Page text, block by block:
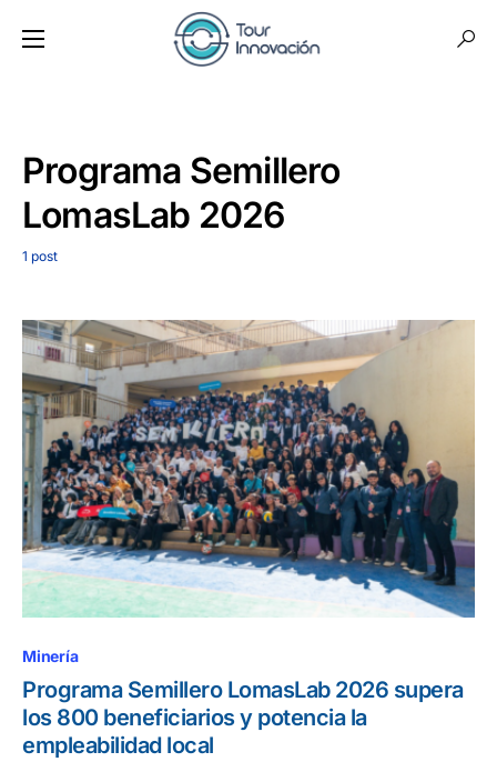
Programa Semillero
LomasLab 2026
1 post
Minería
Programa Semillero LomasLab 2026 supera
los 800 beneficiarios y potencia la
empleabilidad local